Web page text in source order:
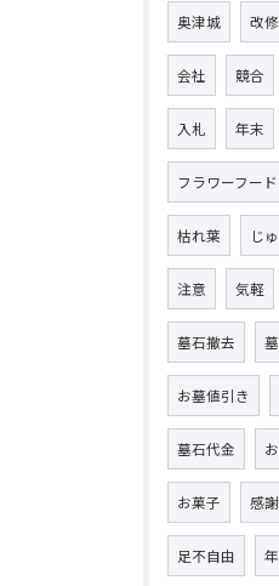
奥津城 改
会社 競合
入札 年末
フラワーフード
枯れ葉 じ
注意 気軽
墓石撤去
お墓値引き
墓石代金
お菓子 感謝
足不自由